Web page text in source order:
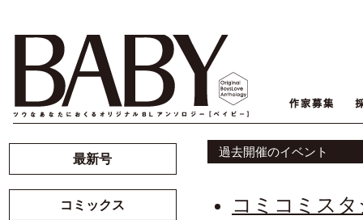
過去開催のイベント
コミコミス
最新号
コミックス